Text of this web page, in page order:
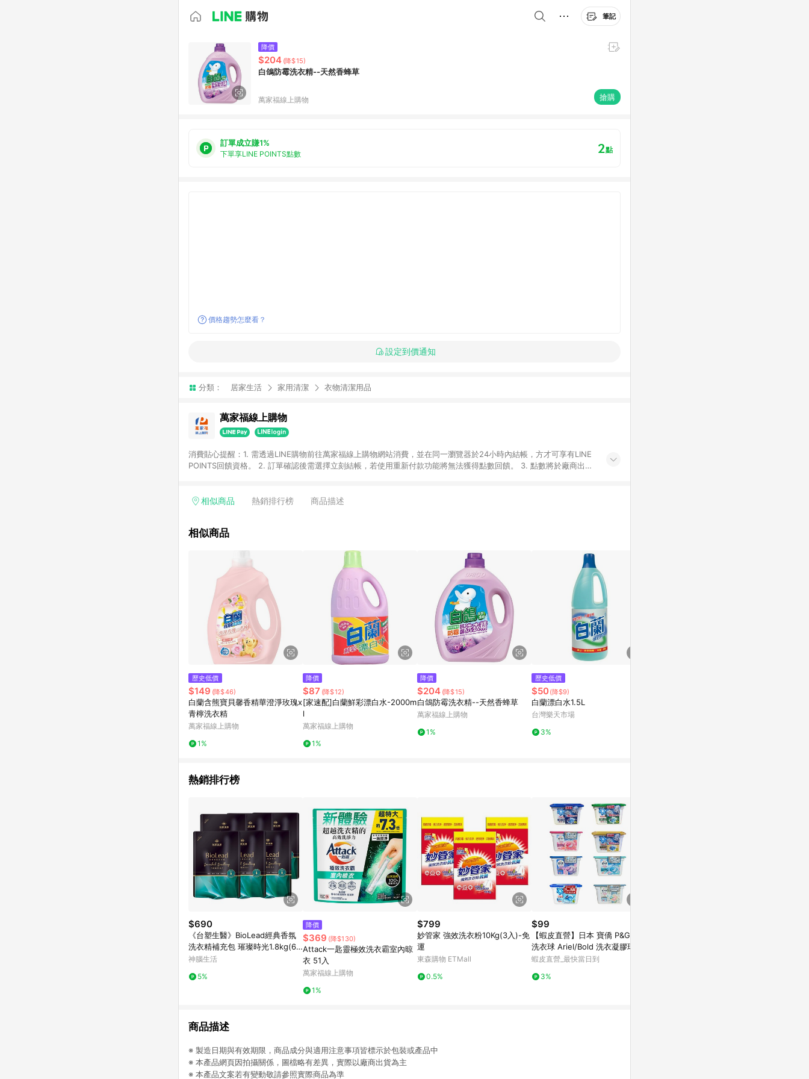
筆記
降價
$204 (降$15)
白鴿防霉洗衣精--天然香蜂草
萬家福線上購物 搶購
訂單成立賺1%
下單享LINE POINTS點數 2點
價格趨勢怎麼看？
設定到價通知
分類： 居家生活 家用清潔 衣物清潔用品
萬家福線上購物
消費貼心提醒：1. 需透過LINE購物前往萬家福線上購物網站消費，並在同一瀏覽器於24小時內結帳，方才可享有LINE
POINTS回饋資格。 2. 訂單確認後需選擇立刻結帳，若使用重新付款功能將無法獲得點數回饋。 3. 點數將於廠商出貨
留時間內聯絡客服中心，並由康達盛通生活事業股份有限公司方進行訂單資格確認。 康達盛通線上購物希望提供簡
相似商品 熱銷排行榜 商品描述
相似商品
歷史低價
$149 (降$46)
白蘭含熊寶貝馨香精華澄淨玫瑰x
青檸洗衣精
萬家福線上購物
1%
降價
$87 (降$12)
[家速配]白蘭鮮彩漂白水-2000m
l
萬家福線上購物
1%
降價
$204 (降$15)
白鴿防霉洗衣精--天然香蜂草
萬家福線上購物
1%
歷史低價
$50(降$9)
白蘭漂白水1.5L
台灣樂天市場
3%
熱銷排行榜
$690
《台塑生醫》BioLead經典香氛
洗衣精補充包 璀璨時光1.8kg(6
包入)
神腦生活
5%
降價
$369 (降$130)
Attack一匙靈極效洗衣霸室內晾
衣 51入
萬家福線上購物
1%
$799
妙管家 強效洗衣粉10Kg(3入)-免
運
東森購物 ETMall
0.5%
$99
【蝦皮直營】日本 寶僑 P&G 4D
洗衣球 Ariel/Bold 洗衣凝膠球 盒
裝 2026款
蝦皮直營_最快當日到
3%
商品描述
※ 製造日期與有效期限，商品成分與適用注意事項皆標示於包裝或產品中
※ 本產品網頁因拍攝關係，圖檔略有差異，實際以廠商出貨為主
※ 本產品文案若有變動敬請參照實際商品為準